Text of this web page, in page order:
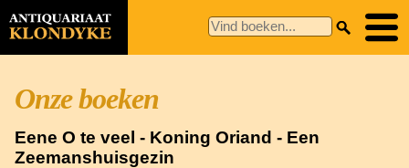
Onze boeken
Eene O te veel - Koning Oriand - Een
Zeemanshuisgezin